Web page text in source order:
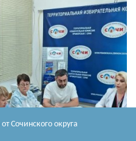
от Сочинского округа